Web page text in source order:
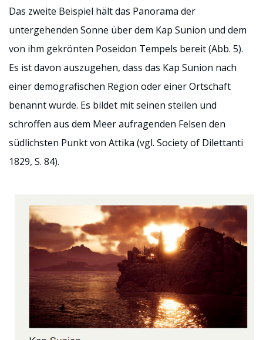
Das zweite Beispiel hält das Panorama der
untergehenden Sonne über dem Kap Sunion und dem
von ihm gekrönten Poseidon Tempels bereit (Abb. 5).
Es ist davon auszugehen, dass das Kap Sunion nach
einer demografischen Region oder einer Ortschaft
benannt wurde. Es bildet mit seinen steilen und
schroffen aus dem Meer aufragenden Felsen den
südlichsten Punkt von Attika (vgl. Society of Dilettanti
1829, S. 84).